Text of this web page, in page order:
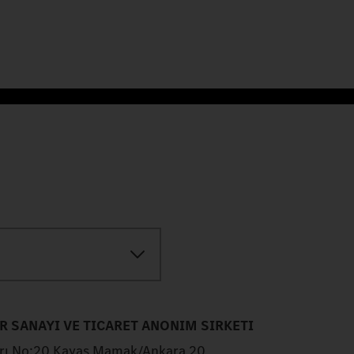
SANAYI VE TICARET ANONIM SIRKETI